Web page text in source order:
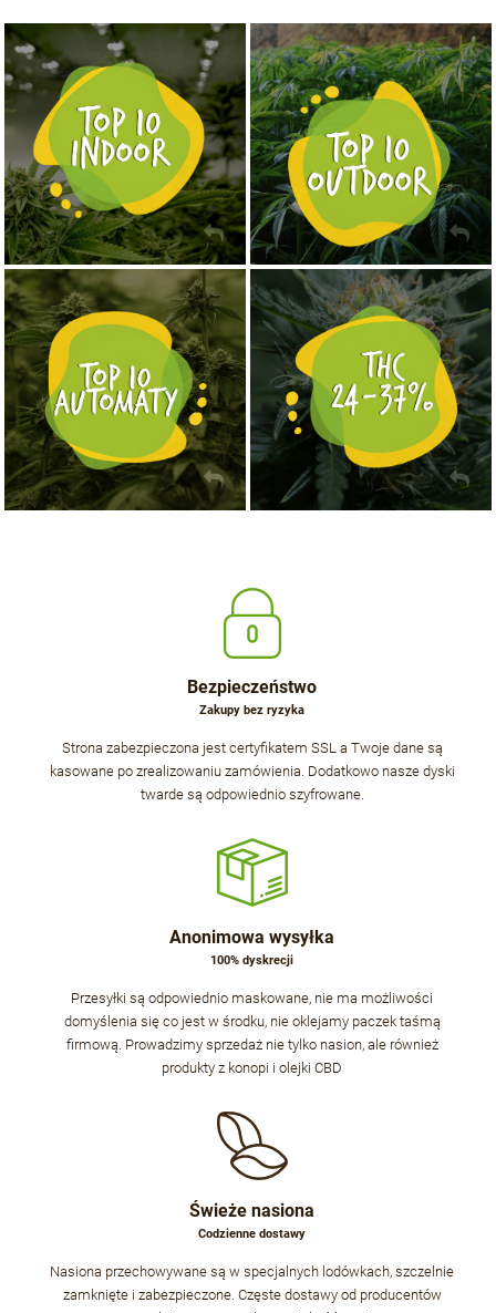
NASIONA MARIHUANY TOP 10 INDOOR
KUP TERAZ NASIONA MARIHUANY TOP 10 OUTDOOR
KUP TERAZ
NASIONA MARIHUANY TOP 10 AUTOFLOWERING
KUP TERAZ MOCNE ODMIANY MARIHUANY THC OD 24 - 37%
KUP TERAZ
Bezpieczeństwo
Zakupy bez ryzyka
Strona zabezpieczona jest certyfikatem SSL a Twoje dane są
kasowane po zrealizowaniu zamówienia. Dodatkowo nasze dyski
twarde są odpowiednio szyfrowane.
Anonimowa wysyłka
100% dyskrecji
Przesyłki są odpowiednio maskowane, nie ma możliwości
domyślenia się co jest w środku, nie oklejamy paczek taśmą
firmową. Prowadzimy sprzedaż nie tylko nasion, ale również
produkty z konopi i olejki CBD
Świeże nasiona
Codzienne dostawy
Nasiona przechowywane są w specjalnych lodówkach, szczelnie
zamknięte i zabezpieczone. Częste dostawy od producentów